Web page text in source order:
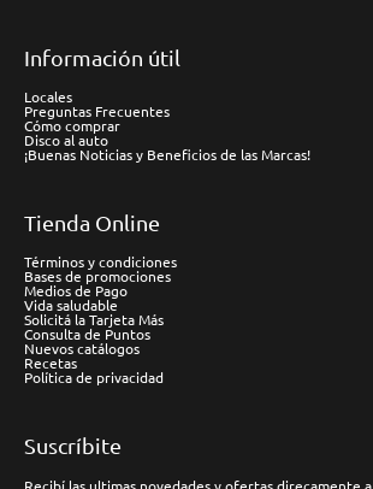
Información útil
Locales
Preguntas Frecuentes
Cómo comprar
Disco al auto
¡Buenas Noticias y Beneficios de las Marcas!
Tienda Online
Términos y condiciones
Bases de promociones
Medios de Pago
Vida saludable
Solicitá la Tarjeta Más
Consulta de Puntos
Nuevos catálogos
Recetas
Política de privacidad
Suscríbite